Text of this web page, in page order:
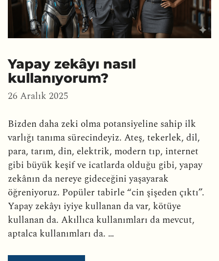
Yapay zekâyı nasıl
kullanıyorum?
26 Aralık 2025
Bizden daha zeki olma potansiyeline sahip ilk
varlığı tanıma sürecindeyiz. Ateş, tekerlek, dil,
para, tarım, din, elektrik, modern tıp, internet
gibi büyük keşif ve icatlarda olduğu gibi, yapay
zekânın da nereye gideceğini yaşayarak
öğreniyoruz. Popüler tabirle “cin şişeden çıktı”.
Yapay zekâyı iyiye kullanan da var, kötüye
kullanan da. Akıllıca kullanımları da mevcut,
aptalca kullanımları da. …